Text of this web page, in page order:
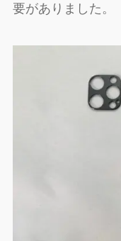
要がありました。